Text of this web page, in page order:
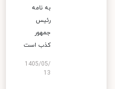
به نامه
رئیس
جمهور
کذب است
1405/05/
13